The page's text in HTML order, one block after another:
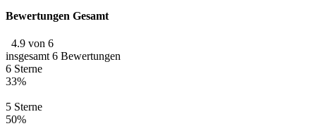
Bewertungen Gesamt
4.9 von 6
insgesamt 6 Bewertungen
6 Sterne
33%
5 Sterne
50%